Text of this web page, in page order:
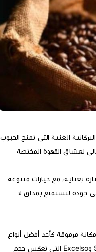
الغنية التي تمنح الحبوب
لعشاق القهوة المختصة
بعناية، مع خيارات متنوعة
جودة لتستمتع بمذاق لا
مكانة مرموقة كأحد أفضل أنواع
القهوة في العالم. تعتمد على حبوب الأرابيكا المعروفة بنعومتها ونكهاتها المتوازنة، وتُصنَّف بأحجام Supremo وExcelso التي تعكس حجم